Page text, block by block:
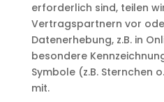
erforderlich sind, teilen
Vertragspartnern vor
Datenerhebung, z.B. in
besondere
Symbole (z.B. Sternchen
mit.